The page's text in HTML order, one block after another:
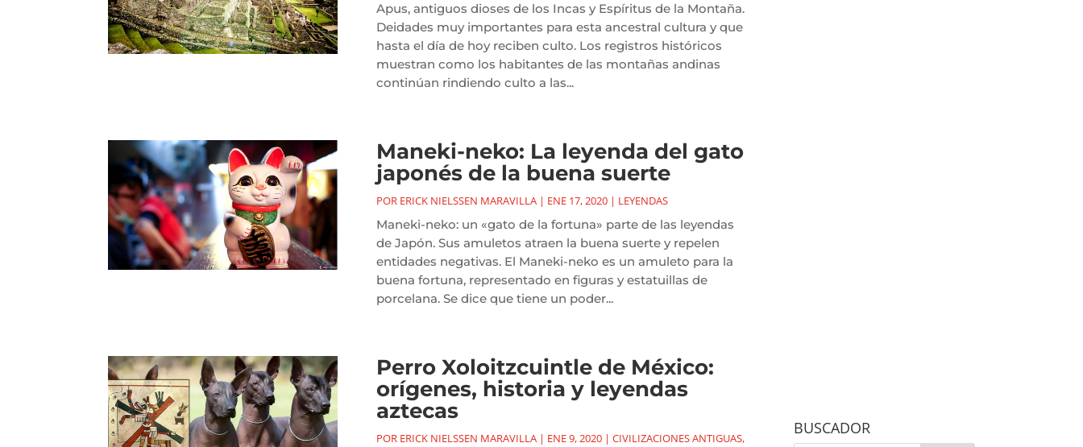
Apus, antiguos dioses de los Incas y Espíritus de la Montaña.
Deidades muy importantes para esta ancestral cultura y que
hasta el día de hoy reciben culto. Los registros históricos
muestran como los habitantes de las montañas andinas
continúan rindiendo culto a las...
Maneki-neko: La leyenda del gato
japonés de la buena suerte
POR ERICK NIELSSEN MARAVILLA| ENE 17, 2020| LEYENDAS
Maneki-neko: un «gato de la fortuna» parte de las leyendas
de Japón. Sus amuletos atraen la buena suerte y repelen
entidades negativas. El Maneki-neko es un amuleto para la
buena fortuna, representado en figuras y estatuillas de
porcelana. Se dice que tiene un poder...
Perro Xoloitzcuintle de México:
orígenes, historia y leyendas
aztecas
POR ERICK NIELSSEN MARAVILLA| ENE 9, 2020| CIVILIZACIONES ANTIGUAS,
BUSCADOR